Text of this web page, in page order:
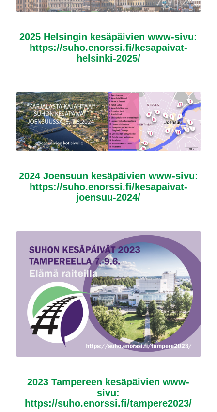
2025 Helsingin kesäpäivien www-sivu:
https://suho.enorssi.fi/kesapaivat-
helsinki-2025/
2024 Joensuun kesäpäivien www-sivu:
https://suho.enorssi.fi/kesapaivat-
joensuu-2024/
2023 Tampereen kesäpäivien www-
sivu:
https://suho.enorssi.fi/tampere2023/